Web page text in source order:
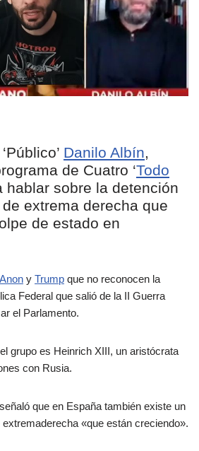
Danilo Albín,
de Cuatro ‘Todo
hablar sobre la detención
extrema derecha que
de estado en
y Trump que no reconocen la
Federal que salió de la II Guerra
el Parlamento.
grupo es Heinrich XIII, un aristócrata
con Rusia.
que en España también existe un
«que están creciendo».